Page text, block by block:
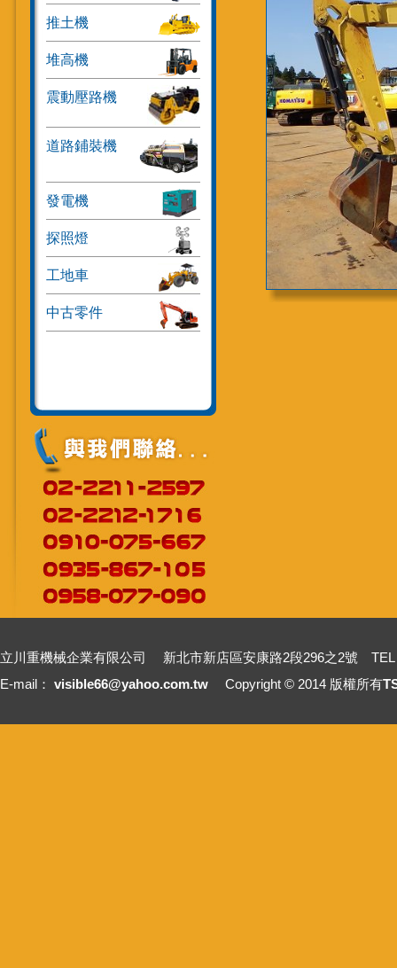
推土機
堆高機
震動壓路機
道路鋪裝機
發電機
探照燈
工地車
中古零件
立川重機械企業有限公司 新北市新店區安康路2段296之2號 TEL
E-mail： visible66@yahoo.com.tw Copyright © 2014 版權所有